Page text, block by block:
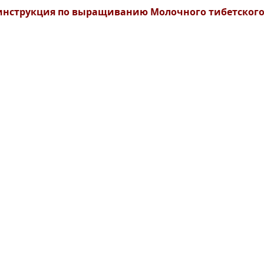
по выращиванию Молочного